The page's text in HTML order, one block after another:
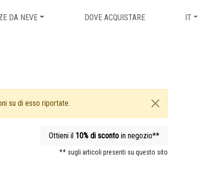
DA NEVE DOVE ACQUISTARE IT
su di esso riportate.
Ottieni il 10% di sconto in negozio**
** sugli articoli presenti su questo sito